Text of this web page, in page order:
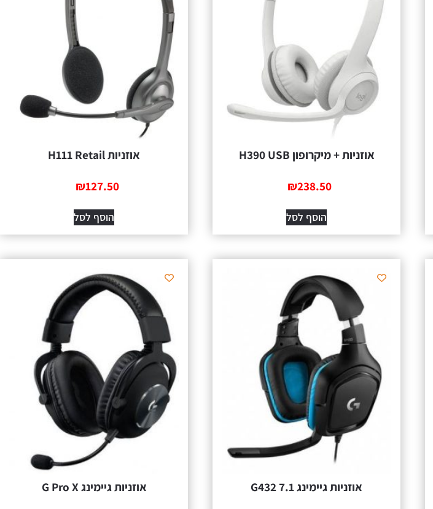
אוזניות + מיקרופון H390 USB
₪238.50
הוסף לסל
אוזניות H111 Retail
₪127.50
הוסף לסל
אוזניות גיימינג 7.1 G432
אוזניות גיימינג G Pro X